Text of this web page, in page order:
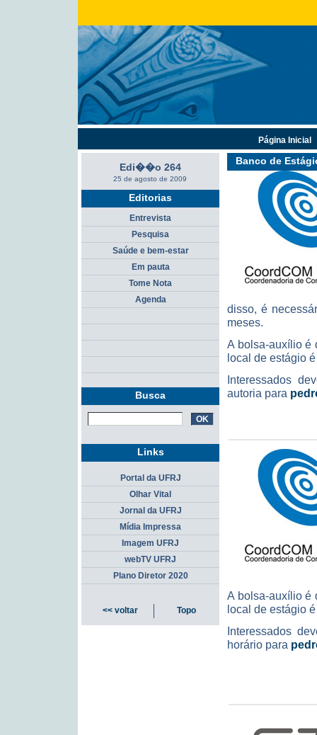
Banco de
disso, é
meses.
A bolsa-auxílio é
local de estágio
Interessados
autoria para
A bolsa-auxílio é
local de estágio
Interessados
horário para
Edi��o 264
25 de agosto de 2009
Editorias
Entrevista
Pesquisa
Saúde e bem-estar
Em pauta
Tome Nota
Agenda
Busca
Página Inicial
Links
Portal da UFRJ
Olhar Vital
Jornal da UFRJ
Mídia Impressa
Imagem UFRJ
webTV UFRJ
Plano Diretor 2020
<< voltar Topo